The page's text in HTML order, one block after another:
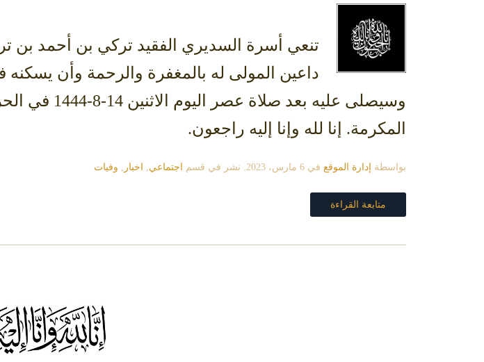
تنعي أسرة السديري الفقيد تركي بن أحمد بن
داعين المولى له بالمغفرة والرحمة وأن يسكنه
وسيصلى
المكرمة. إنا لله وإنا إليه راجعون.
بواسطة إدارة الموقع في 6 مارس، 2023 . نشر في قسم اجتماعي, اخبار , وفيات
متابعة القراءة